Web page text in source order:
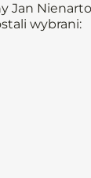
Jan
wybrani: